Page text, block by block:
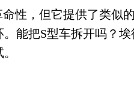
命性，但它提供了类似
能把S型车拆开吗？